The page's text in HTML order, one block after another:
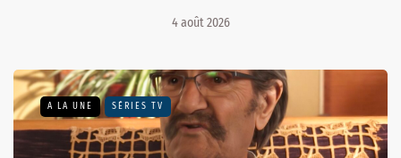
4 août 2026
A LA UNE SÉRIES TV